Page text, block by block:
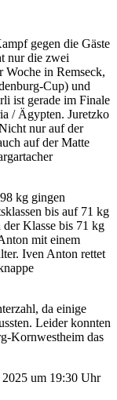
gegen die Gäste
nur die zwei
Woche in Remseck,
Cup) und
ist gerade im Finale
/ Ägypten. Juretzko
nur auf der
auf der Matte
kg gingen
bis auf 71 kg
Klasse bis 71 kg
mit einem
Iven Anton rettet
da einige
Leider konnten
Kornwestheim das
um 19:30 Uhr